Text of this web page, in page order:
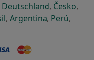
karcie
się w nowej karcie
się w nowej
Deutschlandotwiera się
, Česko,
karcie
nowej karcie
się w nowej karcie
otwiera się w nowej
, Argentinaotwiera się
, Perú,